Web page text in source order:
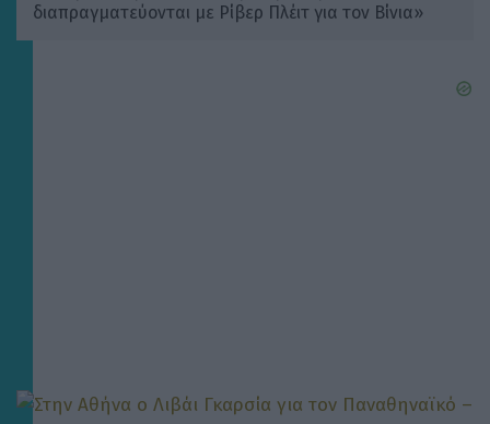
διαπραγματεύονται με Ρίβερ Πλέιτ για τον Βίνια»